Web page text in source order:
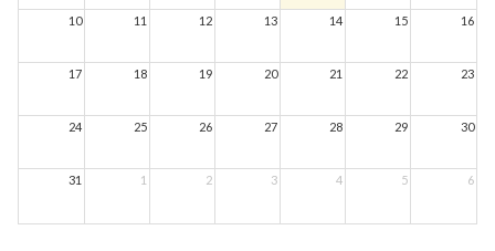
10 11 12 13 14 15 16
17 18 19 20 21 22 23
24 25 26 27 28 29 30
31 1 2 3 4 5 6